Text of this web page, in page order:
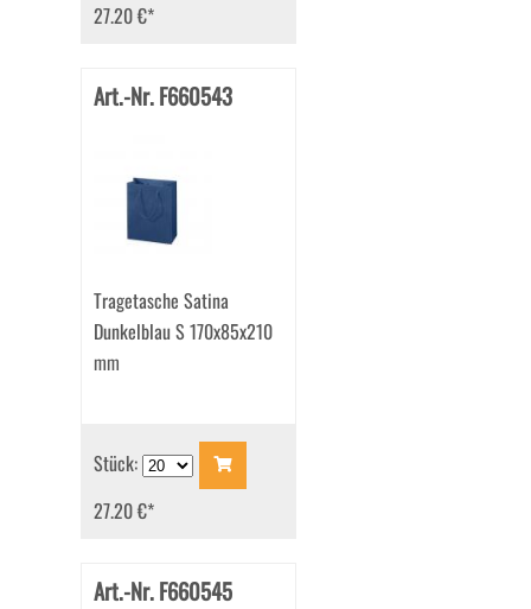
27.20 €*
Art.-Nr. F660543
Tragetasche Satina
Dunkelblau S 170x85x210
mm
Stück:
27.20 €*
Art.-Nr. F660545